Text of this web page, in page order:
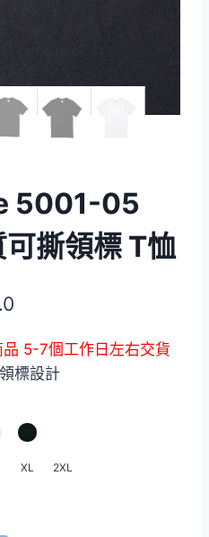
5001-05
撕領標 T恤
範
HKD69.0
5-7個工作日左右交貨
標設計
XL 2XL